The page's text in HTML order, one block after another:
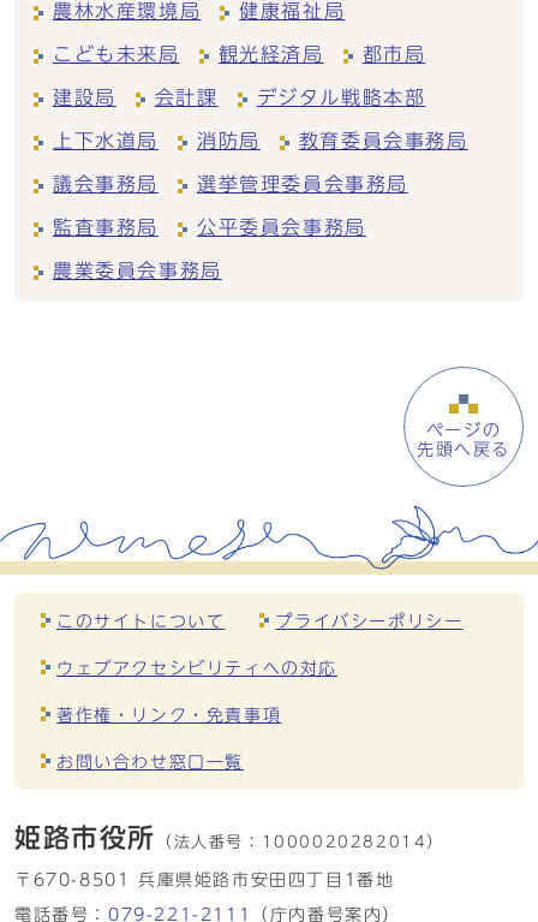
農林水産環境局 健康福祉局
こども未来局 観光経済局 都市局
建設局 会計課 デジタル戦略本部
上下水道局 消防局 教育委員会事務局
議会事務局 選挙管理委員会事務局
監査事務局 公平委員会事務局
農業委員会事務局
ページの
先頭へ戻る
このサイトについて プライバシーポリシー
ウェブアクセシビリティへの対応
著作権・リンク・免責事項
お問い合わせ窓口一覧
姫路市役所 （法人番号： 1000020282014）
〒670-8501 兵庫県姫路市安田四丁目1番地
電話番号： 079-221-2111 （庁内番号案内）